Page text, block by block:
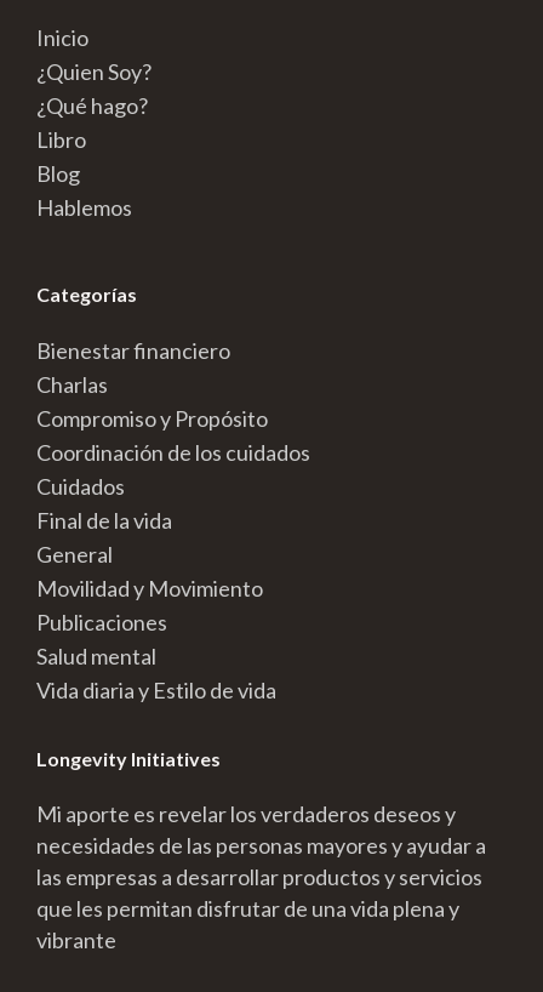
Inicio
¿Quien Soy?
¿Qué hago?
Libro
Blog
Hablemos
Categorías
Bienestar financiero
Charlas
Compromiso y Propósito
Coordinación de los cuidados
Cuidados
Final de la vida
General
Movilidad y Movimiento
Publicaciones
Salud mental
Vida diaria y Estilo de vida
Longevity Initiatives
Mi aporte es revelar los verdaderos deseos y
necesidades de las personas mayores y ayudar a
las empresas a desarrollar productos y servicios
que les permitan disfrutar de una vida plena y
vibrante